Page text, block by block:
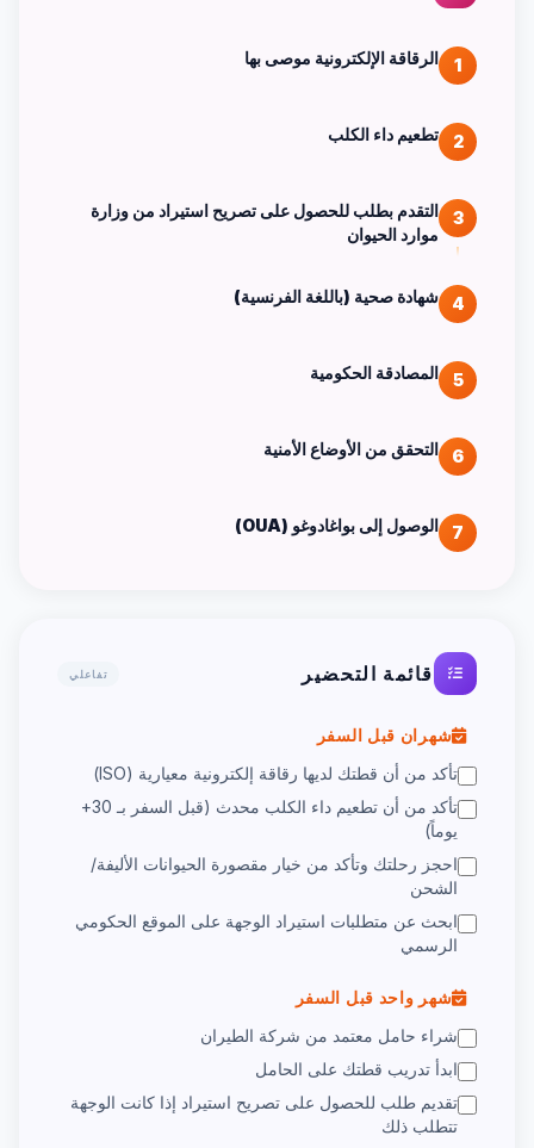
1 الرقاقة الإلكترونية موصى بها
2 تطعيم داء الكلب
3
التقدم بطلب للحصول على تصريح استيراد من وزارة
موارد الحيوان
4 شهادة صحية (باللغة الفرنسية)
5 المصادقة الحكومية
6 التحقق من الأوضاع الأمنية
7 الوصول إلى بواغادوغو (OUA)
قائمة التحضير تفاعلي
شهران قبل السفر
تأكد من أن قطتك لديها رقاقة إلكترونية معيارية (ISO)
تأكد من أن تطعيم داء الكلب محدث (قبل السفر بـ 30+
يوماً)
احجز رحلتك وتأكد من خيار مقصورة الحيوانات الأليفة/
الشحن
ابحث عن متطلبات استيراد الوجهة على الموقع الحكومي
الرسمي
شهر واحد قبل السفر
شراء حامل معتمد من شركة الطيران
ابدأ تدريب قطتك على الحامل
تقديم طلب للحصول على تصريح استيراد إذا كانت الوجهة
تتطلب ذلك